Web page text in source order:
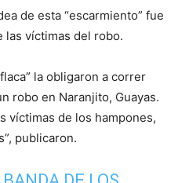
de esta “escarmiento” fue
las víctimas del robo.
la obligaron a correr
robo en Naranjito, Guayas.
víctimas de los hampones,
publicaron.